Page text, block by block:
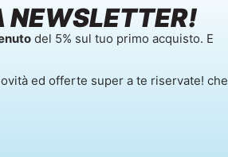
del 5% sul tuo primo acquisto. E
ed offerte super a te riservate! che